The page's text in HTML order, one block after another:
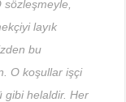
sözleşmeyle,
layık
bu
O koşullar işçi
gibi helaldir. Her